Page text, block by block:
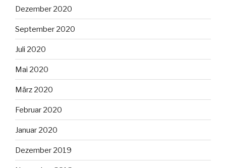
Dezember 2020
September 2020
Juli 2020
Mai 2020
März 2020
Februar 2020
Januar 2020
Dezember 2019